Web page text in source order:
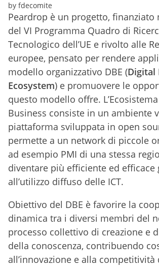
by fdecomite
Peardrop è un progetto, finanziato
del VI Programma Quadro di
Tecnologico dell’UE e rivolto alle
europee, pensato per rendere
modello organizzativo DBE (Digital
Ecosystem) e promuovere le
questo modello offre.
Business consiste in un ambiente
piattaforma sviluppata in open
permette a un network di piccole
ad esempio PMI di una stessa
diventare più efficiente ed efficace
all’utilizzo diffuso delle ICT.
Obiettivo del DBE è favorire la
dinamica tra i diversi membri del
processo collettivo di creazione e
della conoscenza, contribuendo
all’innovazione e alla competitività